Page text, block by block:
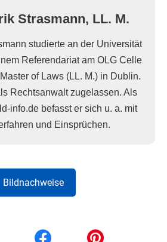
Strasmann, LL. M.
studierte an der Universität
Referendariat am OLG Celle
of Laws (LL. M.) in Dublin.
Rechtsanwalt zugelassen. Als
info.de befasst er sich u. a. mit
und Einsprüchen.
Bildnachweise